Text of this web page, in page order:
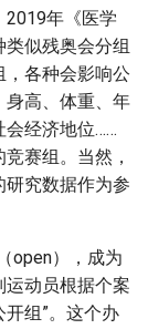
2019年《医学
似残奥会分组
各种会影响公
身高、体重、年
会经济地位……
赛组。当然，
究数据作为参
open），成为
动员根据个案
开组”。这个办